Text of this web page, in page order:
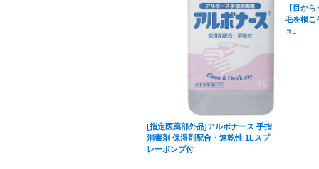
[指定医薬部外品]アルボナース 手指
消毒剤 保湿剤配合・速乾性 1Lスプ
レーポンプ付
【目か
毛を根こ
ュ」